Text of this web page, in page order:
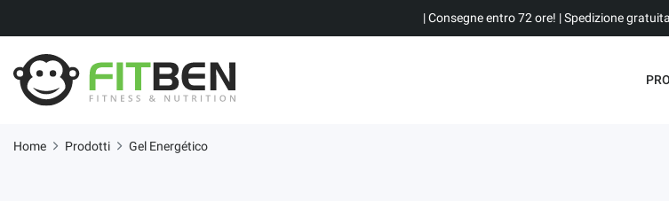
| Consegne entro 72 ore! | Spedizione
Home Prodotti Gel Energético